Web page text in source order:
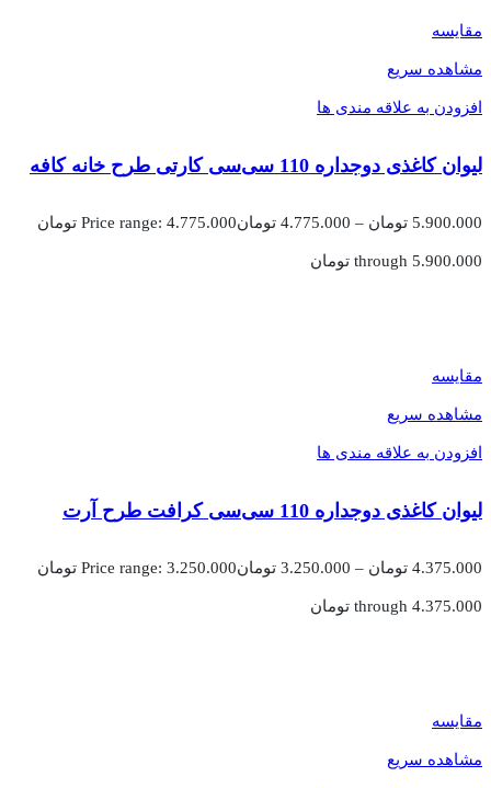
مقایسه
مشاهده سریع
افزودن به علاقه مندی ها
لیوان کاغذی دوجداره 110 سی‌سی کارتی طرح خانه کافه
5.900.000 تومان –
4.775.000 تومان Price range: 4.775.000 تومان
through 5.900.000 تومان
مقایسه
مشاهده سریع
افزودن به علاقه مندی ها
لیوان کاغذی دوجداره 110 سی‌سی کرافت طرح آرت
4.375.000 تومان –
3.250.000 تومان Price range: 3.250.000 تومان
through 4.375.000 تومان
مقایسه
مشاهده سریع